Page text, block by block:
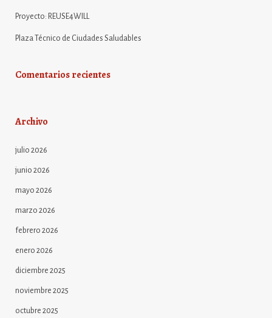
Proyecto: REUSE4WILL
Plaza Técnico de Ciudades Saludables
Comentarios recientes
Archivo
julio 2026
junio 2026
mayo 2026
marzo 2026
febrero 2026
enero 2026
diciembre 2025
noviembre 2025
octubre 2025